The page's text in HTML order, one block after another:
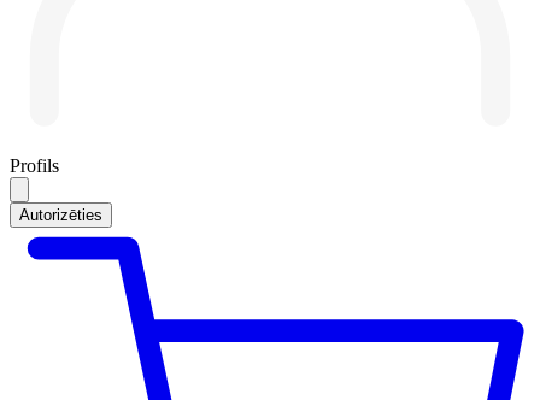
Profils
Autorizēties